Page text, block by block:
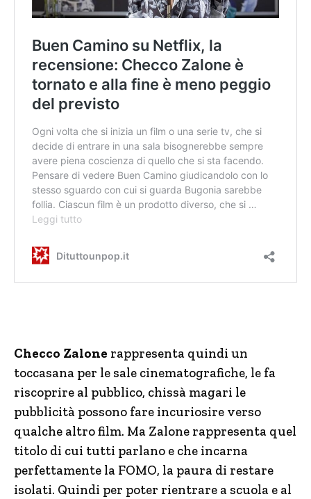
Checco Zalone rappresenta quindi un
toccasana per le sale cinematografiche, le fa
riscoprire al pubblico, chissà magari le
pubblicità possono fare incuriosire verso
qualche altro film. Ma Zalone rappresenta quel
titolo di cui tutti parlano e che incarna
perfettamente la FOMO, la paura di restare
isolati. Quindi per poter rientrare a scuola e al